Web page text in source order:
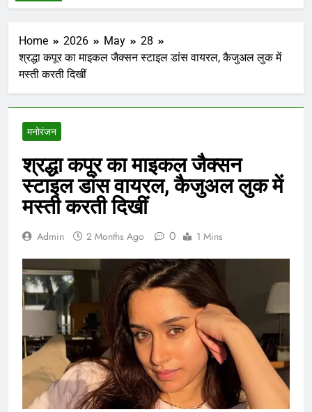
Home 2026 May
28
श्रद्धा कपूर का माइकल जैक्सन स्टाइल डांस वायरल, कैजुअल लुक में
मस्ती करती दिखीं
मनोरंजन
श्रद्धा कपूर का माइकल जैक्सन
स्टाइल डांस वायरल, कैजुअल लुक में
मस्ती करती दिखीं
Admin 2 Months Ago 0 1 Mins